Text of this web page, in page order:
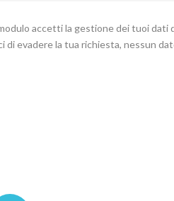
accetti la gestione dei tuoi dati
evadere la tua richiesta, nessun